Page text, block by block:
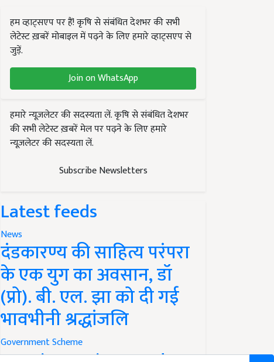
हम व्हाट्सएप पर हैं! कृषि से संबंधित देशभर की सभी
लेटेस्ट ख़बरें मोबाइल में पढ़ने के लिए हमारे व्हाट्सएप से
जुड़ें.
Join on WhatsApp
हमारे न्यूज़लेटर की सदस्यता लें. कृषि से संबंधित देशभर
की सभी लेटेस्ट ख़बरें मेल पर पढ़ने के लिए हमारे
न्यूज़लेटर की सदस्यता लें.
Subscribe Newsletters
Latest feeds
News
दंडकारण्य की साहित्य परंपरा
के एक युग का अवसान, डॉ
(प्रो). बी. एल. झा को दी गई
भावभीनी श्रद्धांजलि
Government Scheme